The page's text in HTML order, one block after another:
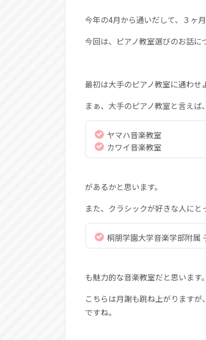
今年の4月から通いだして、３ヶ
今回は、ピアノ教室選びのお話に
最初は大手のピアノ教室に通わせ
まぁ、大手のピアノ教室と言えば、
ヤマハ音楽教室
カワイ音楽教室
があるかと思います。
また、クラシックが好きな人にと
桐朋学園大学音楽学部附属
も魅力的な音楽教室だと思います。
こちらは月謝も跳ね上がります
ですね。